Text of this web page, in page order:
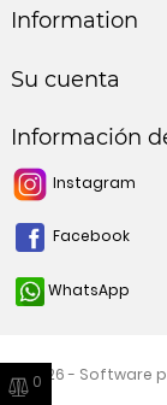
Information
Su cuenta
Información
Instagram
Facebook
WhatsApp
© 2026 - Software
0